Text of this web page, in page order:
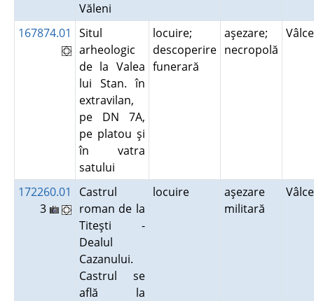
Văleni
167874.01
Situl
arheologic
de la Valea
lui Stan. în
extravilan,
pe DN 7A,
pe platou şi
în vatra
satului
locuire;
descoperire
funerară
aşezare;
necropolă
172260.01
3
Castrul
roman de la
Titeşti -
Dealul
Cazanului.
Castrul se
află la
locuire
aşezare
militară